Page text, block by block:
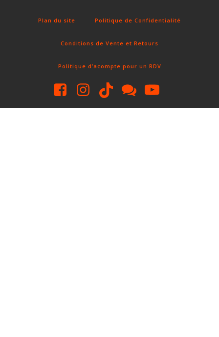
Plan du site Politique de Confidentialité
Conditions de Vente et Retours
Politique d’acompte pour un RDV